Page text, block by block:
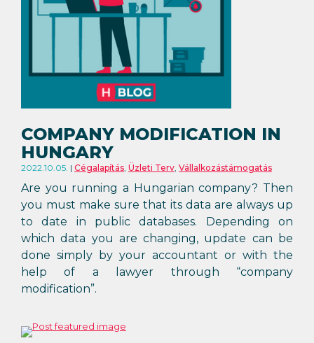
COMPANY MODIFICATION IN
HUNGARY
2022.10.05. Cégalapítás, Üzleti Terv, Vállalkozástámogatás
Are you running a Hungarian company? Then
you must make sure that its data are always up
to date in public databases. Depending on
which data you are changing, update can be
done simply by your accountant or with the
help of a lawyer through “company
modification”.